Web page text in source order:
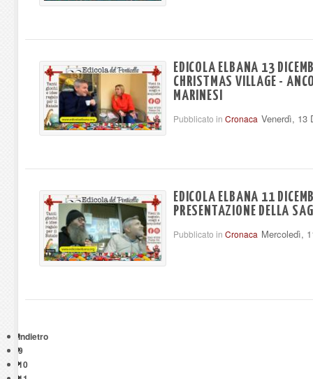
EDICOLA ELBANA 13
CHRISTMAS VILLAGE -
MARINESI
Pubblicato in Cronaca Venerdì, 13
EDICOLA ELBANA 11
PRESENTAZIONE DELLA
Pubblicato in Cronaca Mercoledì,
Indietro
9
10